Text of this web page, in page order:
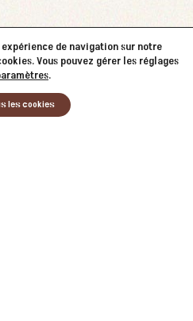
de navigation sur notre
Vous pouvez gérer les réglages
.
les cookies